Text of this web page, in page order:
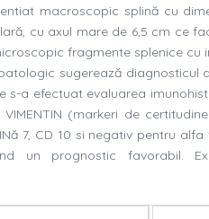
macroscopic splină cu
cu axul mare de 6,5 cm ce
fragmente splenice cu
sugerează
s-a efectuat evaluarea
VIMENTIN (markeri de
7, CD 10 si negativ pentru
un prognostic favorabil.